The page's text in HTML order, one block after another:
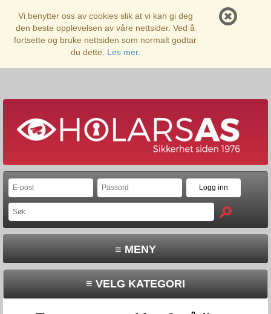
Vi benytter oss av cookies slik at vi kan gi deg
den beste opplevelsen av våre nettsider. Ved å
fortsette og bruke nettsiden som normalt godtar
du dette. Les mer.
≡ MENY
≡ VELG KATEGORI